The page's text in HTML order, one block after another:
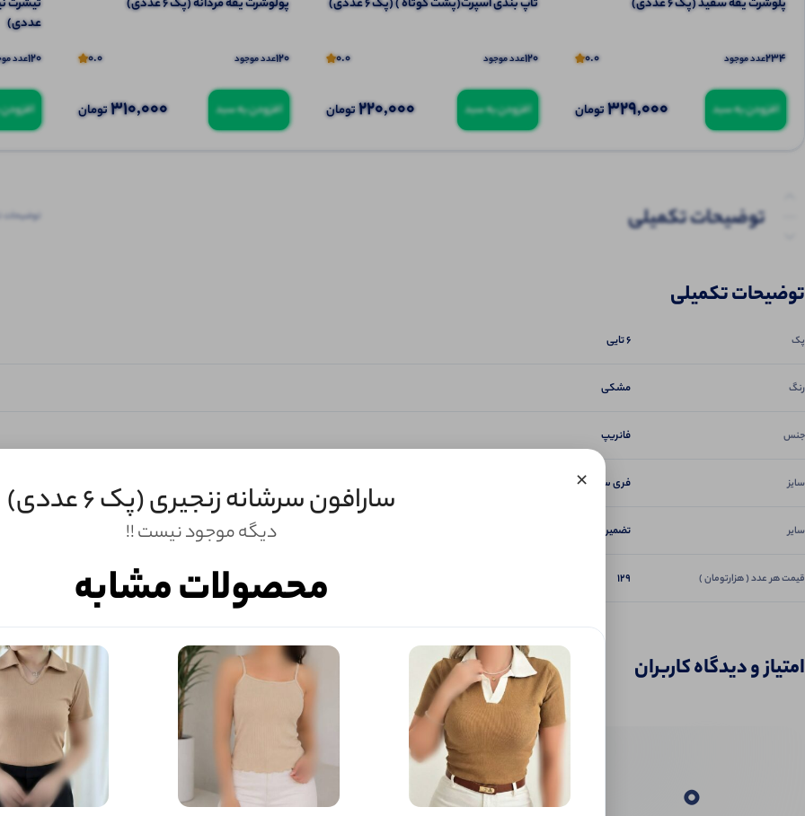
234عدد موجود 0.0
افزودن به سبد 329,000تومان
120عدد موجود 0.0
افزودن به سبد 220,000تومان
120عدد موجود 0.0
افزودن به سبد 310,000تومان
عددی)
120عدد
توضیحات تکمیلی
توضیحات
توضیحات تکمیلی
پک 6 تایی
رنگ مشکی
جنس فانریپ
سایز فری سایز
سایر تضمین دوخت و کیفیت
قیمت هر عدد ( هزارتومان ) 129
امتیاز و دیدگاه کاربران
0
ثبـــــت‌دیدگاه
به‌عنوان کاربر
× سارافون سرشانه زنجیری (پک 6 عددی)
دیگه موجود نیست !!
محصولات مشابه